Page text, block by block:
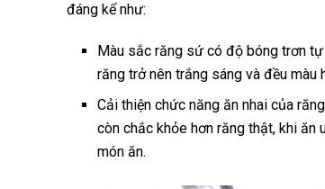
đáng kể như:
Màu sắc răng sứ có độ bóng trơn
răng trở nên trắng sáng và đều màu
Cải thiện chức năng ăn nhai của
còn chắc khỏe hơn răng thật, khi
món ăn.